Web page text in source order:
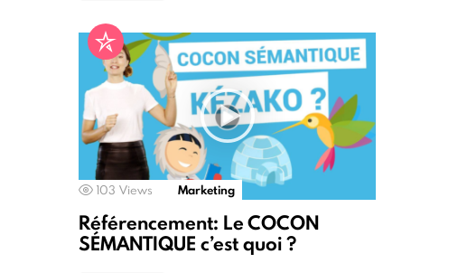
103 Views Marketing
Référencement: Le COCON
SÉMANTIQUE c’est quoi ?